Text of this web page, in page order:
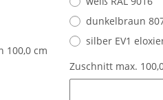
dunkelbraun
silber EV1
Zuschnitt max.